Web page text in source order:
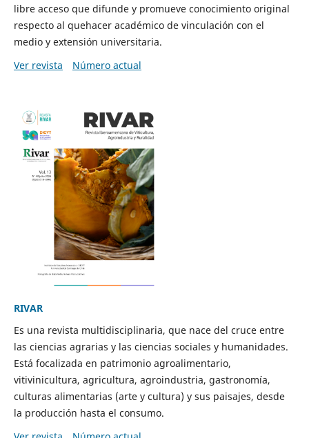
libre acceso que difunde y promueve conocimiento original
respecto al quehacer académico de vinculación con el
medio y extensión universitaria.
Ver revista
Número actual
RIVAR
Es una revista multidisciplinaria, que nace del cruce entre
las ciencias agrarias y las ciencias sociales y humanidades.
Está focalizada en patrimonio agroalimentario,
vitivinicultura, agricultura, agroindustria, gastronomía,
culturas alimentarias (arte y cultura) y sus paisajes, desde
la producción hasta el consumo.